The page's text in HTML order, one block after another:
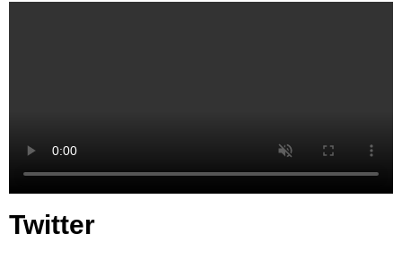
Twitter